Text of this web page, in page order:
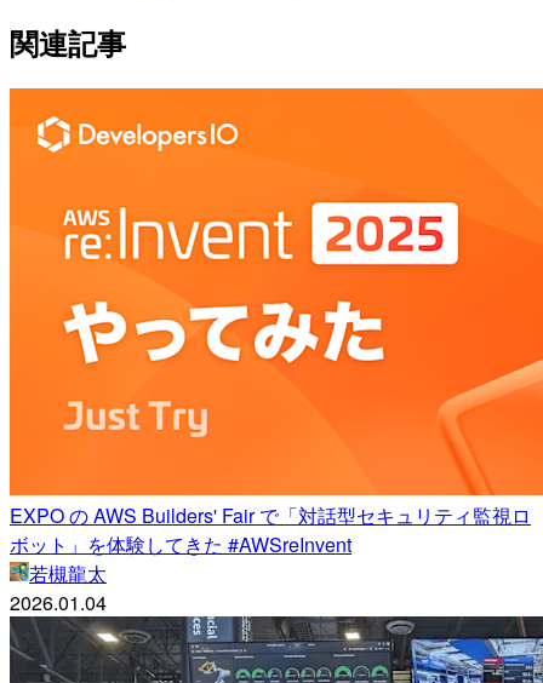
関連記事
EXPO の AWS Builders' Fair で「対話型セキュリティ監視ロ
ボット」を体験してきた #AWSreInvent
若槻龍太
2026.01.04